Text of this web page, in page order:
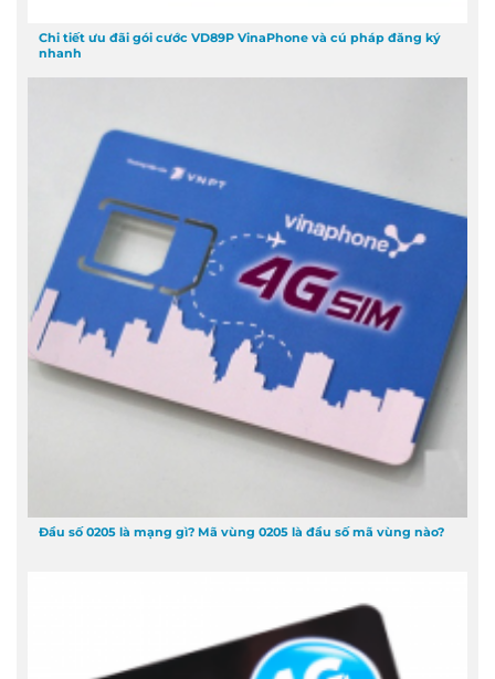
Chi tiết ưu đãi gói cước VD89P VinaPhone và cú pháp đăng ký
nhanh
Đầu số 0205 là mạng gì? Mã vùng 0205 là đầu số mã vùng nào?